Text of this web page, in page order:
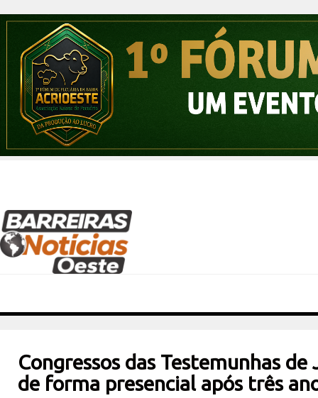
Congressos das Testemunhas
de forma presencial após três